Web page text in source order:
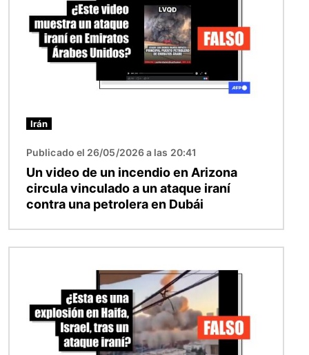
Irán
Publicado el 26/05/2026 a las 20:41
Un video de un incendio en Arizona
circula vinculado a un ataque iraní
contra una petrolera en Dubái